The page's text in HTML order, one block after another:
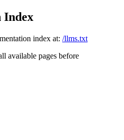
Index
index at: /llms.txt
available pages before